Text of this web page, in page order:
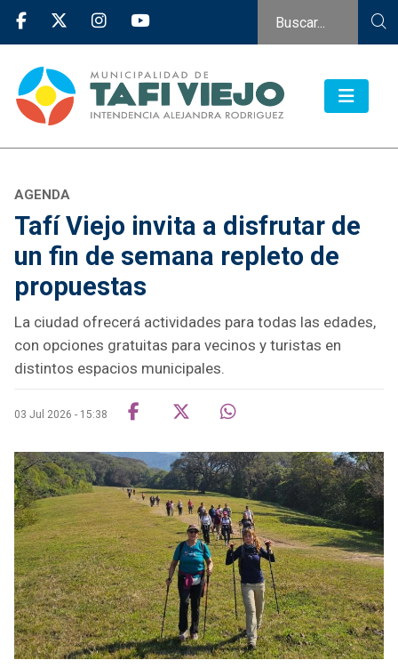
AGENDA
Tafí Viejo invita a disfrutar de
un fin de semana repleto de
propuestas
La ciudad ofrecerá actividades para todas las edades,
con opciones gratuitas para vecinos y turistas en
distintos espacios municipales.
03 Jul 2026 - 15:38